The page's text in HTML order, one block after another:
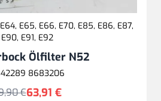
E65, E66, E70, E85, E86, E87,
E90, E91, E92
Ölfilter N52
8683206
63,91 €
€